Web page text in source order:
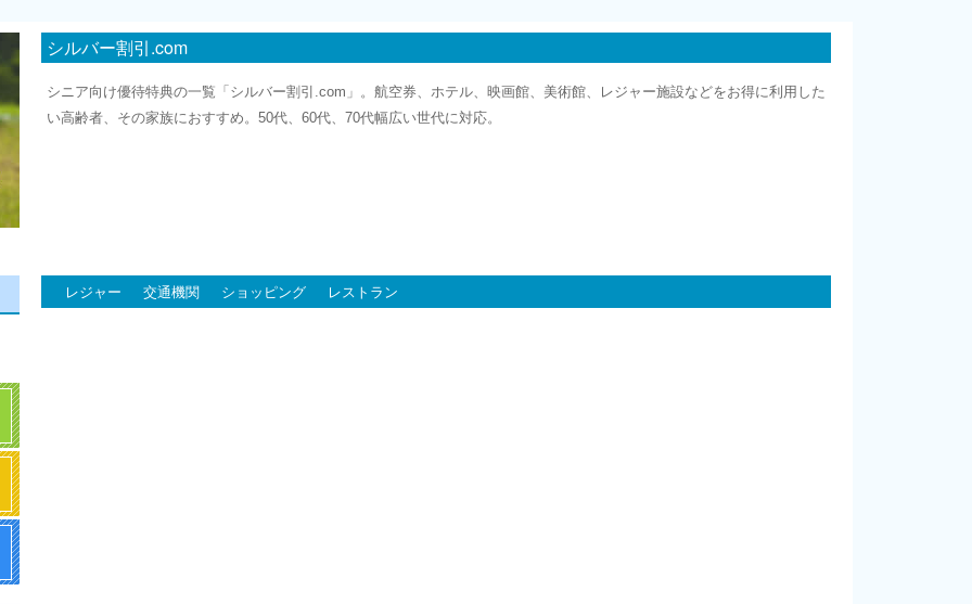
シルバー割引.com
シニア向け優待特典の一覧「シルバー割引.com」。航空券、ホテル、映画館、美術館、レジャー施設などをお得に利用した
い高齢者、その家族におすすめ。50代、60代、70代幅広い世代に対応。
レジャー 交通機関 ショッピング レストラン